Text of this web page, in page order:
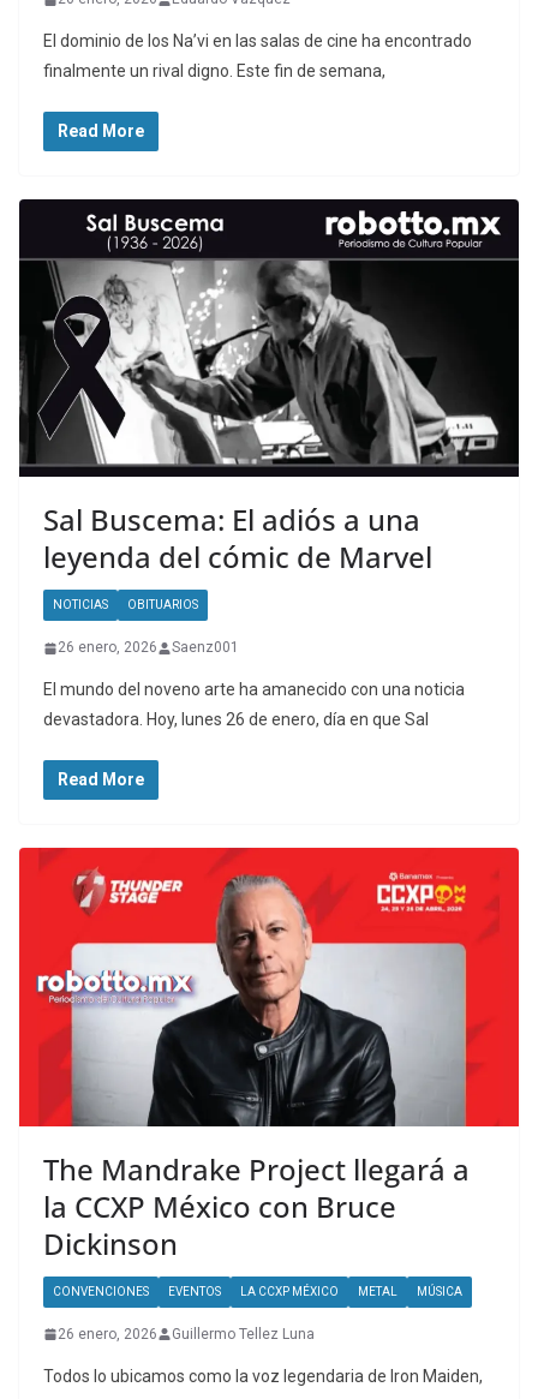
El dominio de los Na’vi en las salas de cine ha encontrado
finalmente un rival digno. Este fin de semana,
Read More
Sal Buscema: El adiós a una
leyenda del cómic de Marvel
NOTICIAS OBITUARIOS
26 enero, 2026 Saenz001
El mundo del noveno arte ha amanecido con una noticia
devastadora. Hoy, lunes 26 de enero, día en que Sal
Read More
The Mandrake Project llegará a
la CCXP México con Bruce
Dickinson
CONVENCIONES EVENTOS LA CCXP MÉXICO METAL MÚSICA
26 enero, 2026 Guillermo Tellez Luna
Todos lo ubicamos como la voz legendaria de Iron Maiden,